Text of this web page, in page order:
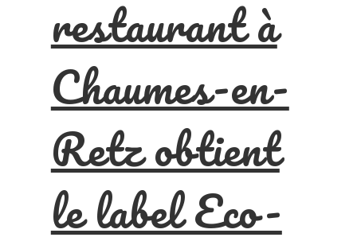
restaurant à
Chaumes-en-
Retz obtient
le label Eco-